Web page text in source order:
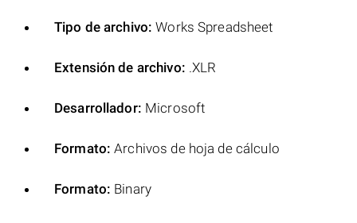
Tipo de archivo: Works Spreadsheet
Extensión de archivo: .XLR
Desarrollador: Microsoft
Formato: Archivos de hoja de cálculo
Formato: Binary